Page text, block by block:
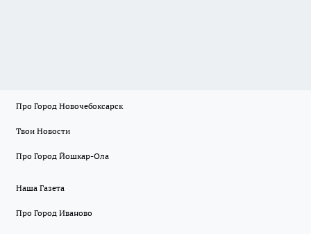
Про Город Новочебоксарск
Твои Новости
Про Город Йошкар-Ола
Наша Газета
Про Город Иваново